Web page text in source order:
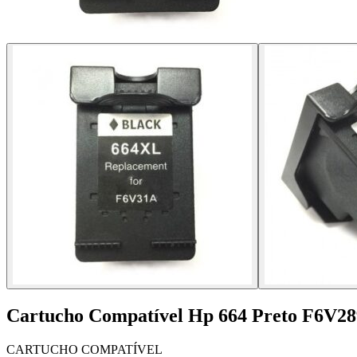
Cartucho Compatível Hp 664 Preto
CARTUCHO COMPATÍVEL